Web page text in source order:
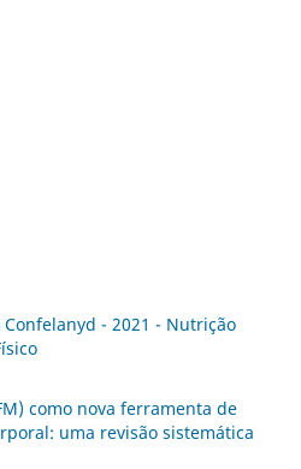
- 2021 - Nutrição
como nova ferramenta de
uma revisão sistemática